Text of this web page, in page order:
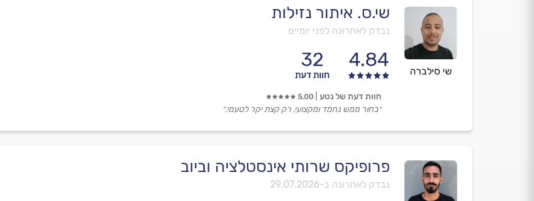
שי סילברה
שי.ס. איתור נזילות
נבדק לאחרונה לפני יומיים
4.84
32
חוות דעת
חוות דעת של נטע 5.00
״בחור ממש נחמד ומקצועי, רק קצת יקר לטעמי.״
פרופיקס שרותי אינסטלציה וביוב
נבדק לאחרונה ב-29.07.2026